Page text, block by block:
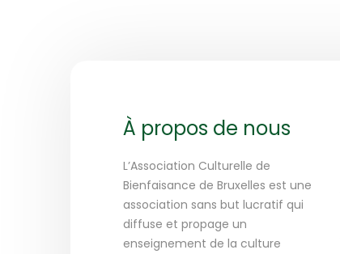
À propos de nous
L’Association Culturelle de
Bienfaisance de Bruxelles est une
association sans but lucratif qui
diffuse et propage un
enseignement de la culture